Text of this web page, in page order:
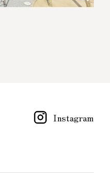
Instagram